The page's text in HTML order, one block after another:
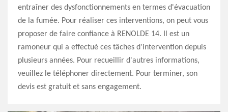
entraîner des dysfonctionnements en termes d'évacuation
de la fumée. Pour réaliser ces interventions, on peut vous
proposer de faire confiance à RENOLDE 14. Il est un
ramoneur qui a effectué ces tâches d'intervention depuis
plusieurs années. Pour recueillir d'autres informations,
veuillez le téléphoner directement. Pour terminer, son
devis est gratuit et sans engagement.